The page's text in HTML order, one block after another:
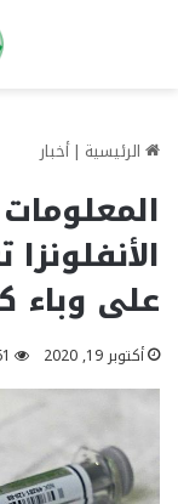
الرئيسية | أخبار
على وباء
أكتوبر 19, 2020